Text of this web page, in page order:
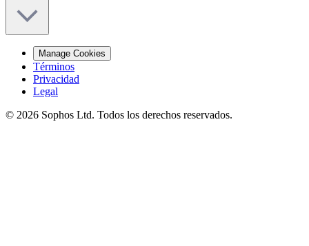
Manage Cookies
Términos
Privacidad
Legal
© 2026 Sophos Ltd. Todos los derechos reservados.